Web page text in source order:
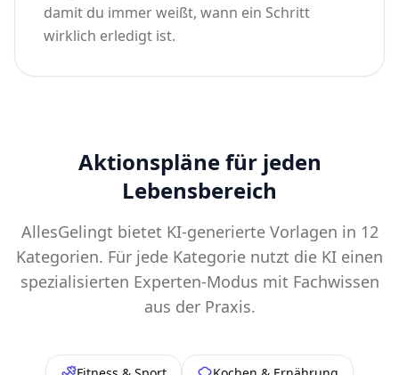
wirklich erledigt ist.
Lebensbereich
Kategorien. Für jede Kategorie nutzt die KI einen
spezialisierten Experten-Modus mit Fachwissen
aus der Praxis.